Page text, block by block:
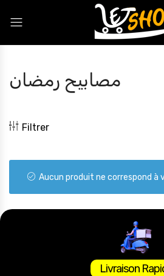
مصابيح رمضان
Filtrer
Aucun produit ne correspond à
Livraison